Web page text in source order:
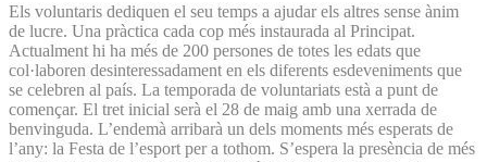
Els voluntaris dediquen el seu temps a ajudar els altres sense ànim
de lucre. Una pràctica cada cop més instaurada al Principat.
Actualment hi ha més de 200 persones de totes les edats que
col·laboren desinteressadament en els diferents esdeveniments que
se celebren al país. La temporada de voluntariats està a punt de
començar. El tret inicial serà el 28 de maig amb una xerrada de
benvinguda. L’endemà arribarà un dels moments més esperats de
l’any: la Festa de l’esport per a tothom. S’espera la presència de més